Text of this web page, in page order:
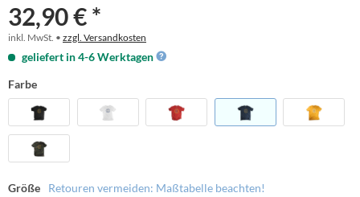
32,90 € *
inkl. MwSt. • zzgl. Versandkosten
geliefert in 4-6 Werktagen
Farbe
Größe Retouren vermeiden: Maßtabelle beachten!